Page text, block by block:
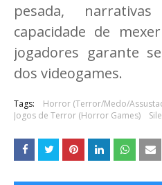
pesada,
capacidade de
jogadores garante
dos videogames.
Tags: Horror (Terror/Medo/
Jogos de Terror (Horror Games)